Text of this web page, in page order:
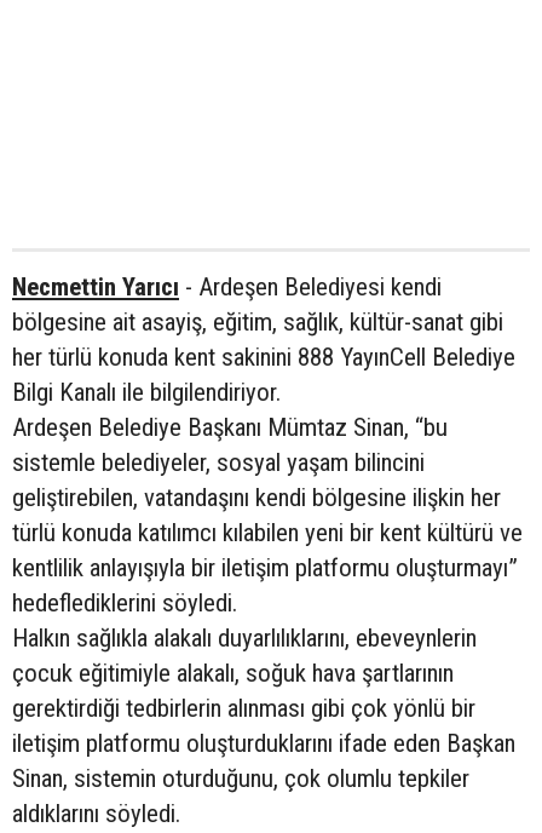
Necmettin Yarıcı - Ardeşen Belediyesi kendi
bölgesine ait asayiş, eğitim, sağlık, kültür-sanat gibi
her türlü konuda kent sakinini 888 YayınCell Belediye
Bilgi Kanalı ile bilgilendiriyor.
Ardeşen Belediye Başkanı Mümtaz Sinan, “bu
sistemle belediyeler, sosyal yaşam bilincini
geliştirebilen, vatandaşını kendi bölgesine ilişkin her
türlü konuda katılımcı kılabilen yeni bir kent kültürü ve
kentlilik anlayışıyla bir iletişim platformu oluşturmayı”
hedeflediklerini söyledi.
Halkın sağlıkla alakalı duyarlılıklarını, ebeveynlerin
çocuk eğitimiyle alakalı, soğuk hava şartlarının
gerektirdiği tedbirlerin alınması gibi çok yönlü bir
iletişim platformu oluşturduklarını ifade eden Başkan
Sinan, sistemin oturduğunu, çok olumlu tepkiler
aldıklarını söyledi.